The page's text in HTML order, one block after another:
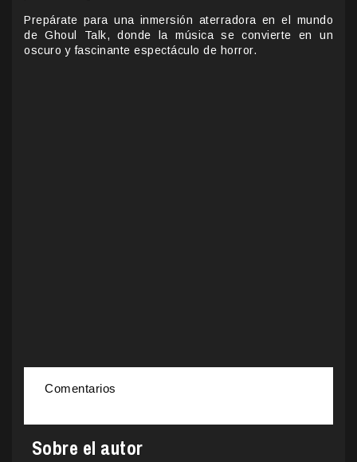
Prepárate para una inmersión aterradora en el mundo
de Ghoul Talk, donde la música se convierte en un
oscuro y fascinante espectáculo de horror.
Comentarios
Sobre el autor